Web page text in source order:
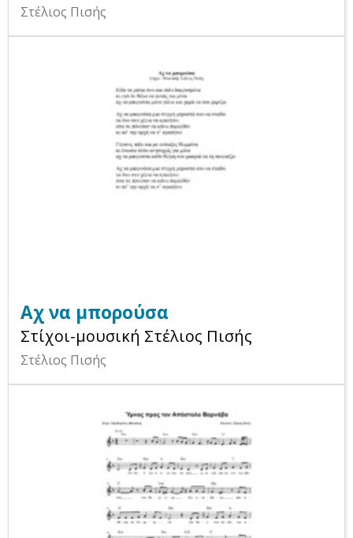
Στέλιος Πισής
Αχ να μπορούσα
Στίχοι-μουσική Στέλιος Πισής
Στέλιος Πισής